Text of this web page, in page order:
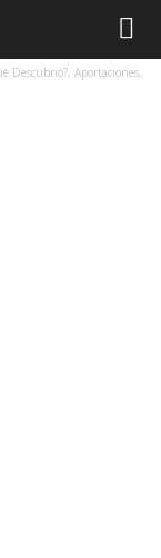
Descubrió?, Aportaciones,